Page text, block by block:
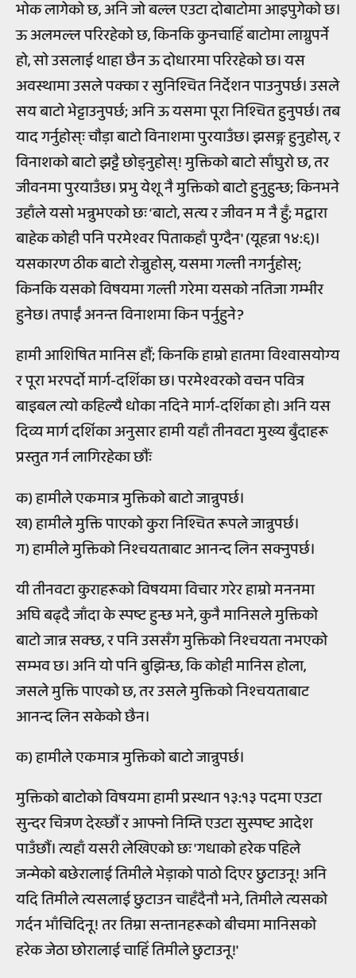
भोक लागेको छ, अनि जो बल्ल एउटा दोबाटोमा आइपुगेको छ।
ऊ अलमल्ल परिरहेको छ, किनकि कुनचाहिँ बाटोमा लाग्नुपर्ने
हो, सो उसलाई थाहा छैन ऊ दोधारमा परिरहेको छ। यस
अवस्थामा उसले पक्का र सुनिश्चित निर्देशन पाउनुपर्छ। उसले
सय बाटो भेट्टाउनुपर्छ; अनि ऊ यसमा पूरा निश्चित हुनुपर्छ। तब
याद गर्नुहोस्ः चौड़ा बाटो विनाशमा पुरयाउँछ। झसङ्ग हुनुहोस्, र
विनाशको बाटो झट्टै छोड्नुहोस्! मुक्तिको बाटो साँघुरो छ, तर
जीवनमा पुरयाउँछ। प्रभु येशू नै मुक्तिको बाटो हुनुहुन्छ; किनभने
उहाँले यसो भन्नुभएको छः ‘बाटो, सत्य र जीवन म नै हुँ; मद्वारा
बाहेक कोही पनि परमेश्वर पिताकहाँ पुग्दैन' (यूहन्ना १४:६)।
यसकारण ठीक बाटो रोज्नुहोस्, यसमा गल्ती नगर्नुहोस्;
किनकि यसको विषयमा गल्ती गरेमा यसको नतिजा गम्भीर
हुनेछ। तपाईं अनन्त विनाशमा किन पर्नुहुने?
हामी आशिषित मानिस हौं; किनकि हाम्रो हातमा विश्वासयोग्य
र पूरा भरपर्दो मार्ग-दर्शिका छ। परमेश्वरको वचन पवित्र
बाइबल त्यो कहिल्यै धोका नदिने मार्ग-दर्शिका हो। अनि यस
दिव्य मार्ग दर्शिका अनुसार हामी यहाँ तीनवटा मुख्य बुँदाहरू
प्रस्तुत गर्न लागिरहेका छौंः
क) हामीले एकमात्र मुक्तिको बाटो जान्नुपर्छ।
ख) हामीले मुक्ति पाएको कुरा निश्चित रूपले जान्नुपर्छ।
ग) हामीले मुक्तिको निश्चयताबाट आनन्द लिन सक्नुपर्छ।
यी तीनवटा कुराहरूको विषयमा विचार गरेर हाम्रो मननमा
अघि बढ्दै जाँदा के स्पष्ट हुन्छ भने, कुनै मानिसले मुक्तिको
बाटो जान्न सक्छ, र पनि उससँग मुक्तिको निश्चयता नभएको
सम्भव छ। अनि यो पनि बुझिन्छ, कि कोही मानिस होला,
जसले मुक्ति पाएको छ, तर उसले मुक्तिको निश्चयताबाट
आनन्द लिन सकेको छैन।
क) हामीले एकमात्र मुक्तिको बाटो जान्नुपर्छ।
मुक्तिको बाटोको विषयमा हामी प्रस्थान १३:१३ पदमा एउटा
सुन्दर चित्रण देख्छौं र आफ्नो निम्ति एउटा सुस्पष्ट आदेश
पाउँछौं। त्यहाँ यसरी लेखिएको छः 'गधाको हरेक पहिले
जन्मेको बछेरालाई तिमीले भेड़ाको पाठो दिएर छुटाउनू! अनि
यदि तिमीले त्यसलाई छुटाउन चाहँदैनौ भने, तिमीले त्यसको
गर्दन भाँचिदिनू! तर तिम्रा सन्तानहरूको बीचमा मानिसको
हरेक जेठा छोरालाई चाहिँ तिमीले छुटाउनू!'